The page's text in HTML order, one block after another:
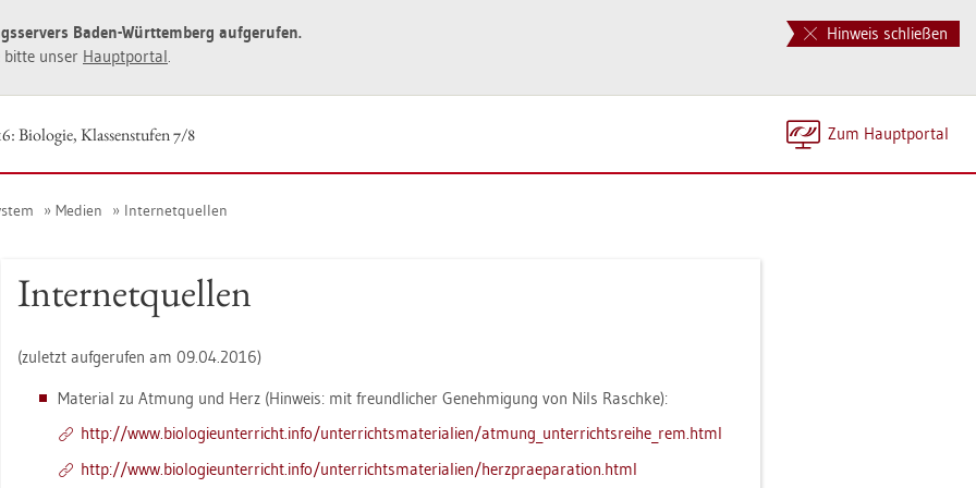
Hinweis schließen
Baden-Würt­tem­berg auf­ge­ru­fen.
bitte unser Haupt­por­tal.
Zum Haupt­por­tal
Bio­lo­gie, Klas­sen­stu­fen 7/8
Me­di­en In­ter­net­quel­len
In­ter­net­quel­len
(zu­letzt auf­ge­ru­fen am 09.04.2016)
Ma­te­ri­al zu At­mung und Herz (Hin­weis: mit freund­li­cher Ge­neh­mi­gung von Nils Rasch­ke):
http://​www.​bio​logi​eunt​erri​cht.​info/​unt​erri​chts​mate​rial​ien/​at­mun­g_​unt​erri​chts​reih​e_​rem.​html
http://​www.​bio​logi​eunt​erri​cht.​info/​unt​erri​chts​mate​rial​ien/​her​zpra​epar​atio​n.​html